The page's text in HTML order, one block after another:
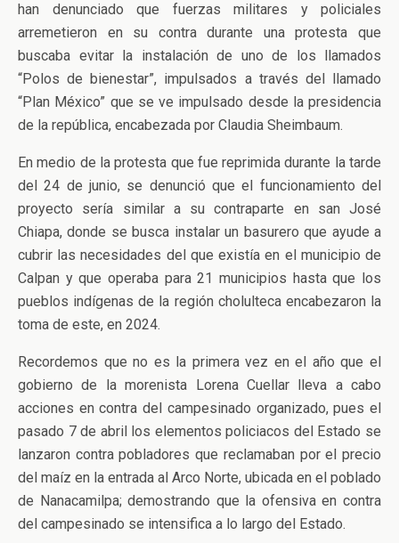
han denunciado que fuerzas militares y policiales
arremetieron en su contra durante una protesta que
buscaba evitar la instalación de uno de los llamados
“Polos de bienestar”, impulsados a través del llamado
“Plan México” que se ve impulsado desde la presidencia
de la república, encabezada por Claudia Sheimbaum.
En medio de la protesta que fue reprimida durante la tarde
del 24 de junio, se denunció que el funcionamiento del
proyecto sería similar a su contraparte en san José
Chiapa, donde se busca instalar un basurero que ayude a
cubrir las necesidades del que existía en el municipio de
Calpan y que operaba para 21 municipios hasta que los
pueblos indígenas de la región cholulteca encabezaron la
toma de este, en 2024.
Recordemos que no es la primera vez en el año que el
gobierno de la morenista Lorena Cuellar lleva a cabo
acciones en contra del campesinado organizado, pues el
pasado 7 de abril los elementos policiacos del Estado se
lanzaron contra pobladores que reclamaban por el precio
del maíz en la entrada al Arco Norte, ubicada en el poblado
de Nanacamilpa; demostrando que la ofensiva en contra
del campesinado se intensifica a lo largo del Estado.